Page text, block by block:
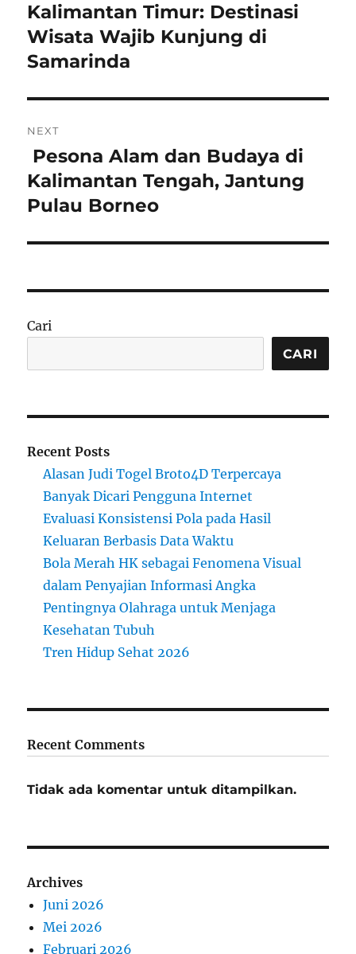
post:
Kalimantan Timur: Destinasi
Wisata Wajib Kunjung di
Samarinda
NEXT
Next
post:
Pesona Alam dan Budaya di
Kalimantan Tengah, Jantung
Pulau Borneo
Cari
CARI
Recent Posts
Alasan Judi Togel Broto4D Terpercaya
Banyak Dicari Pengguna Internet
Evaluasi Konsistensi Pola pada Hasil
Keluaran Berbasis Data Waktu
Bola Merah HK sebagai Fenomena Visual
dalam Penyajian Informasi Angka
Pentingnya Olahraga untuk Menjaga
Kesehatan Tubuh
Tren Hidup Sehat 2026
Recent Comments
Tidak ada komentar untuk ditampilkan.
Archives
Juni 2026
Mei 2026
Februari 2026